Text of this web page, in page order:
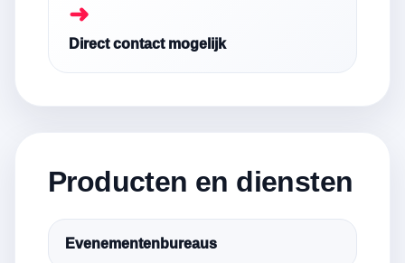
➜
Direct contact mogelijk
Producten en diensten
Evenementenbureaus